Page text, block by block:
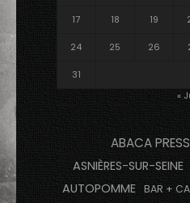
17 18 19
24 25 26
31
«
ABACA PRESS
ASNIÈRES-SUR-SEINE
AUTOPOMME BAR +